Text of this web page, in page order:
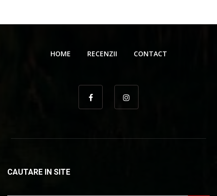
HOME RECENZII CONTACT
CAUTARE IN SITE